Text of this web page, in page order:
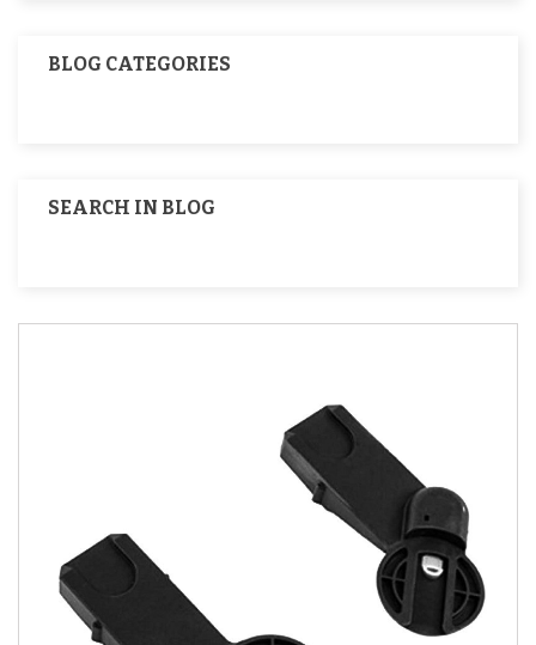
BLOG CATEGORIES
SEARCH IN BLOG